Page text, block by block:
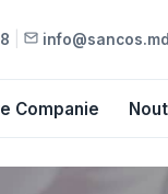
info@sancos.md
Companie